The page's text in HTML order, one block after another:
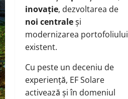
inovație, dezvoltarea de
noi centraleși
modernizarea portofoliului
existent.
Cu peste un deceniu de
experiență, EF Solare
activează și în domeniul